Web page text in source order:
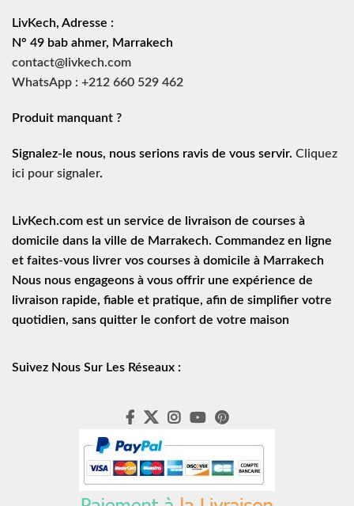
LivKech, Adresse :
N° 49 bab ahmer, Marrakech
contact@livkech.com
WhatsApp : +212 660 529 462
Produit manquant ?
Signalez-le nous, nous serions ravis de vous servir. Cliquez
ici pour signaler.
LivKech.com est un service de
livraison de courses à
domicile dans la ville de Marrakech. Commandez en ligne
et faites-vous livrer vos courses à domicile à Marrakech
Nous nous engageons à vous offrir une expérience de
livraison rapide, fiable et pratique, afin de simplifier votre
quotidien, sans quitter le confort de votre maison
Suivez Nous Sur Les Réseaux :